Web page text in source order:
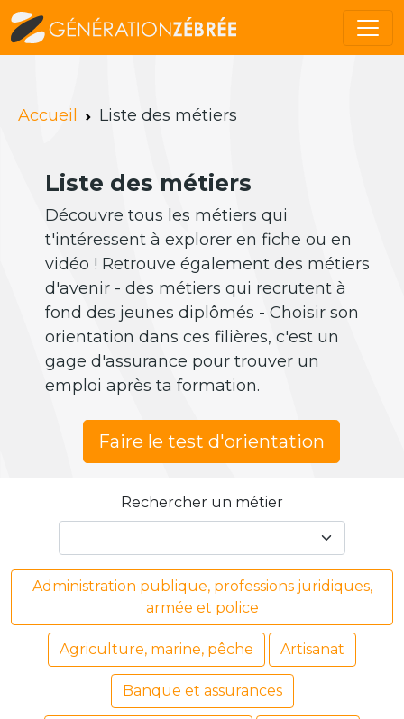
Accueil Liste des métiers
Liste des métiers
Découvre tous les métiers qui
t'intéressent à explorer en fiche ou en
vidéo ! Retrouve également des métiers
d'avenir - des métiers qui recrutent à
fond des jeunes diplômés - Choisir son
orientation dans ces filières, c'est un
gage d'assurance pour trouver un
emploi après ta formation.
Faire le test d'orientation
Rechercher un métier
Administration publique, professions juridiques,
armée et police
Agriculture, marine, pêche Artisanat
Banque et assurances